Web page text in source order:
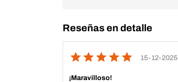
Reseñas en detalle
15-12-2025
¡Maravilloso!